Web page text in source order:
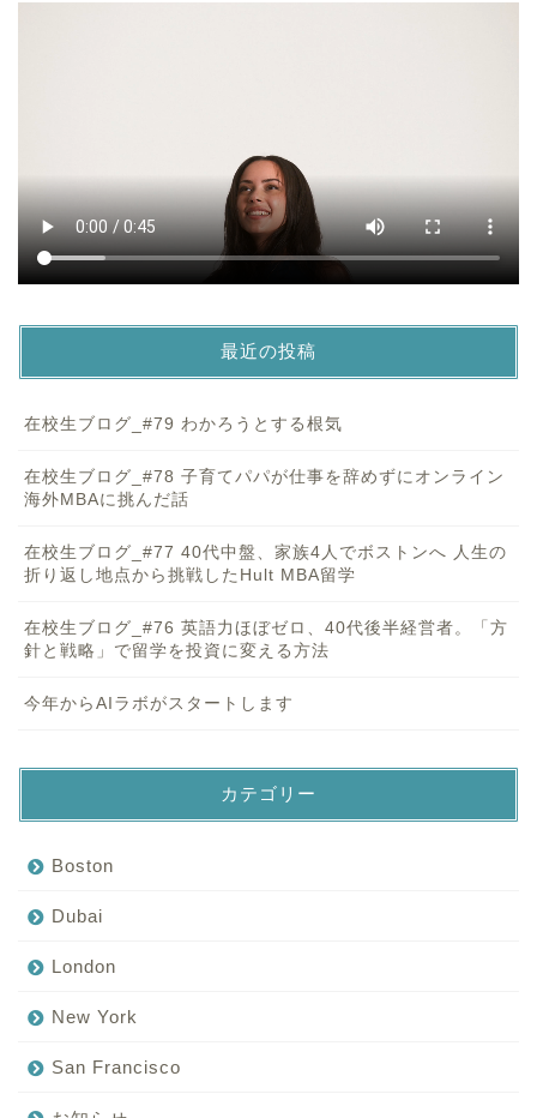
最近の投稿
在校生ブログ_#79 わかろうとする根気
在校生ブログ_#78 子育てパパが仕事を辞めずにオンライン
海外MBAに挑んだ話
在校生ブログ_#77 40代中盤、家族4人でボストンへ 人生の
折り返し地点から挑戦したHult MBA留学
在校生ブログ_#76 英語力ほぼゼロ、40代後半経営者。「方
針と戦略」で留学を投資に変える方法
今年からAIラボがスタートします
カテゴリー
Boston
Dubai
London
New York
San Francisco